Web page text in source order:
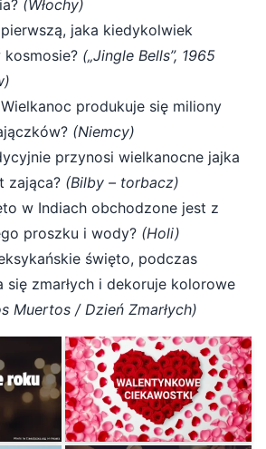
(Włochy)
jaka kiedykolwiek
kosmosie? („Jingle Bells”, 1965
produkuje się miliony
(Niemcy)
przynosi wielkanocne jajka
zająca? (Bilby – torbacz)
w Indiach obchodzone jest z
proszku i wody? (Holi)
święto, podczas
się zmarłych i dekoruje kolorowe
Muertos / Dzień Zmarłych)